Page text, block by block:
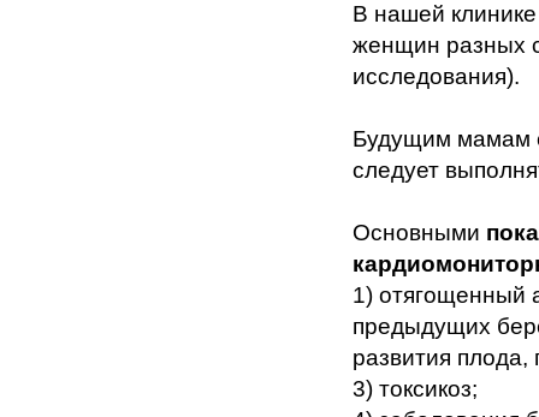
В нашей
женщин разных
исследования).
Будущим мамам
следует
Основными
1) отягощенный
предыдущих
развития
3) токсикоз;